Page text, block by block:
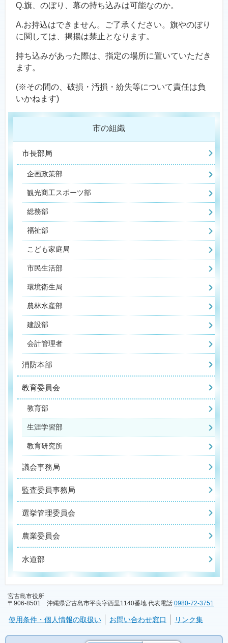
Q.旗、のぼり、幕の持ち込みは可能なのか。
A.お持込はできません。ご了承ください。旗やのぼり
に関しては、掲揚は禁止となります。
持ち込みがあった際は、指定の場所に置いていただき
ます。
(※その間の、破損・汚損・紛失等について責任は負
いかねます)
市の組織
市長部局
企画政策部
観光商工スポーツ部
総務部
福祉部
こども家庭局
市民生活部
環境衛生局
農林水産部
建設部
会計管理者
消防本部
教育委員会
教育部
生涯学習部
教育研究所
議会事務局
監査委員事務局
選挙管理委員会
農業委員会
水道部
宮古島市役所
〒906-8501 沖縄県宮古島市平良字西里1140番地 代表電話 0980-72-3751
使用条件・個人情報の取扱い お問い合わせ窓口 リンク集